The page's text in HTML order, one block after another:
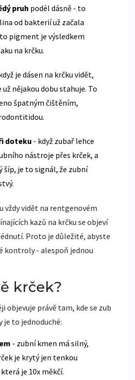
pruh podél dásně - to
od bakterií už začala
pigment je výsledkem
na krčku.
je dásen na krčku vidět,
nějakou dobu stahuje. To
špatným čištěním,
doteku - když zubař lehce
nástroje přes krček, a
je to signál, že zubní
vždy vidět na rentgenovém
kazů na krčku se objeví
Proto je důležité, abyste
kontroly - alespoň jednou
krček?
objevuje právě tam, kde se zub
je to jednoduché:
- zubní kmen má silný,
je krytý jen tenkou
je 10x měkčí.